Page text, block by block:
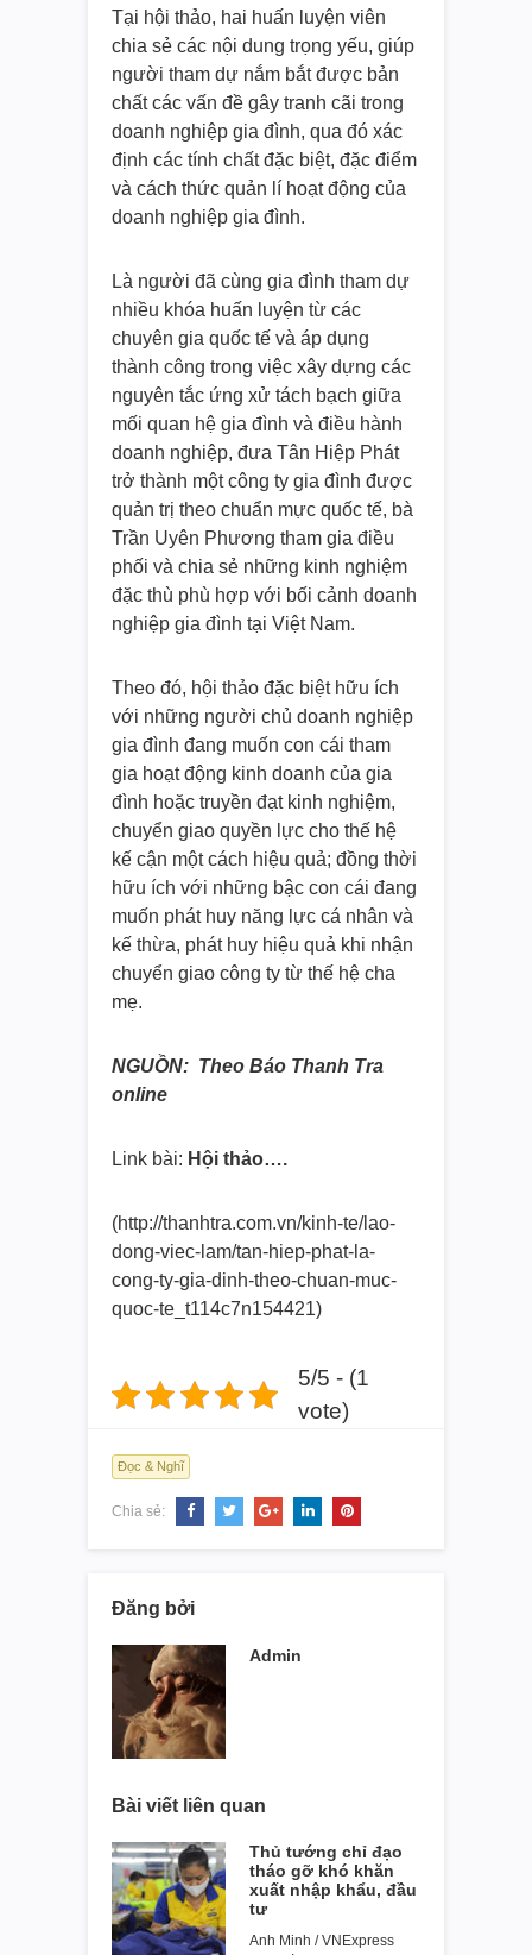
Tại hội thảo, hai huấn luyện viên
chia sẻ các nội dung trọng yếu, giúp
người tham dự nắm bắt được bản
chất các vấn đề gây tranh cãi trong
doanh nghiệp gia đình, qua đó xác
định các tính chất đặc biệt, đặc điểm
và cách thức quản lí hoạt động của
doanh nghiệp gia đình.
Là người đã cùng gia đình tham dự
nhiều khóa huấn luyện từ các
chuyên gia quốc tế và áp dụng
thành công trong việc xây dựng các
nguyên tắc ứng xử tách bạch giữa
mối quan hệ gia đình và điều hành
doanh nghiệp, đưa Tân Hiệp Phát
trở thành một công ty gia đình được
quản trị theo chuẩn mực quốc tế, bà
Trần Uyên Phương tham gia điều
phối và chia sẻ những kinh nghiệm
đặc thù phù hợp với bối cảnh doanh
nghiệp gia đình tại Việt Nam.
Theo đó, hội thảo đặc biệt hữu ích
với những người chủ doanh nghiệp
gia đình đang muốn con cái tham
gia hoạt động kinh doanh của gia
đình hoặc truyền đạt kinh nghiệm,
chuyển giao quyền lực cho thế hệ
kế cận một cách hiệu quả; đồng thời
hữu ích với những bậc con cái đang
muốn phát huy năng lực cá nhân và
kế thừa, phát huy hiệu quả khi nhận
chuyển giao công ty từ thế hệ cha
mẹ.
NGUỒN: Theo Báo Thanh Tra
online
Link bài: Hội thảo….
(http://thanhtra.com.vn/kinh-te/lao-
dong-viec-lam/tan-hiep-phat-la-
cong-ty-gia-dinh-theo-chuan-muc-
quoc-te_ t114c7n154421)
5/5 - (1
vote)
Đọc & Nghĩ
Chia sẻ:
Đăng bởi
Admin
Bài viết liên quan
Thủ tướng chỉ đạo
tháo gỡ khó khăn
xuất nhập khẩu, đầu
tư
Anh Minh / VNExpress